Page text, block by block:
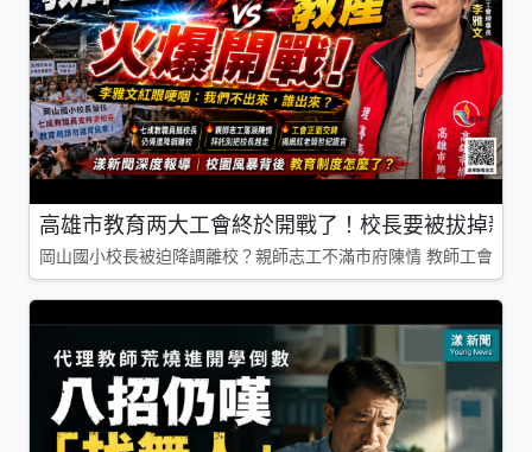
高雄市教育两大工會終於開戰了！校長要被拔掉親
岡山國小校長被迫降調離校？親師志工不滿市府陳情 教師工會槓